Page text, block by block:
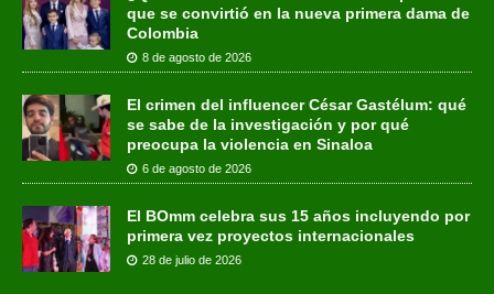
que se convirtió en la nueva primera dama de
Colombia
8 de agosto de 2026
El crimen del influencer César Gastélum: qué
se sabe de la investigación y por qué
preocupa la violencia en Sinaloa
6 de agosto de 2026
El BOmm celebra sus 15 años incluyendo por
primera vez proyectos internacionales
28 de julio de 2026